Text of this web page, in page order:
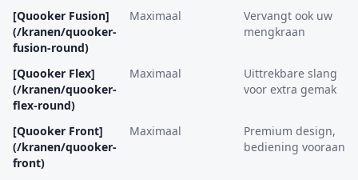
[Quooker Fusion]
(/kranen/quooker-
fusion-round)
Maximaal
Vervangt ook uw
mengkraan
[Quooker Flex]
(/kranen/quooker-
flex-round)
Maximaal
Uittrekbare slang
voor extra gemak
[Quooker Front]
(/kranen/quooker-
front)
Maximaal
Premium design,
bediening vooraan